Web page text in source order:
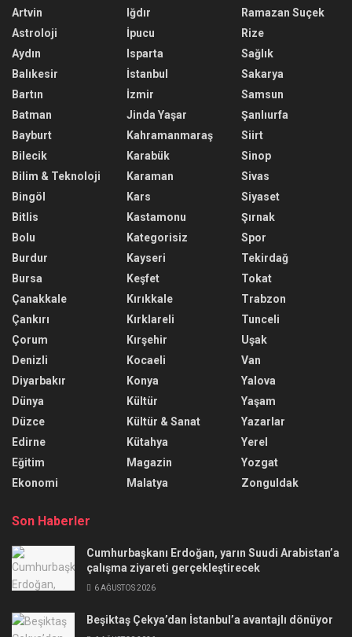
Artvin
Astroloji
Aydın
Balıkesir
Bartın
Batman
Bayburt
Bilecik
Bilim & Teknoloji
Bingöl
Bitlis
Bolu
Burdur
Bursa
Çanakkale
Çankırı
Çorum
Denizli
Diyarbakır
Dünya
Düzce
Edirne
Eğitim
Ekonomi
Iğdır
İpucu
Isparta
İstanbul
İzmir
Jinda Yaşar
Kahramanmaraş
Karabük
Karaman
Kars
Kastamonu
Kategorisiz
Kayseri
Keşfet
Kırıkkale
Kırklareli
Kırşehir
Kocaeli
Konya
Kültür
Kültür & Sanat
Kütahya
Magazin
Malatya
Ramazan Suçek
Rize
Sağlık
Sakarya
Samsun
Şanlıurfa
Siirt
Sinop
Sivas
Siyaset
Şırnak
Spor
Tekirdağ
Tokat
Trabzon
Tunceli
Uşak
Van
Yalova
Yaşam
Yazarlar
Yerel
Yozgat
Zonguldak
Son Haberler
Cumhurbaşkanı Erdoğan, yarın Suudi Arabistan’a
çalışma ziyareti gerçekleştirecek
6 AĞUSTOS 2026
Beşiktaş Çekya’dan İstanbul’a avantajlı dönüyor